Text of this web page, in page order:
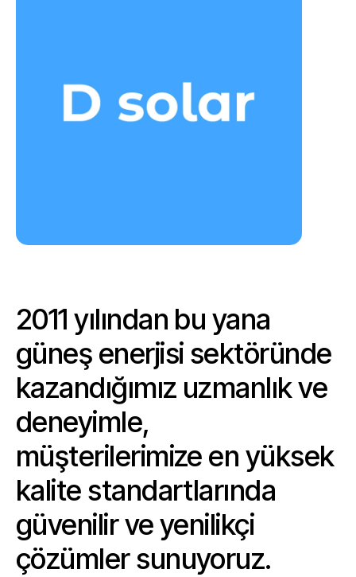
2011 yılından bu yana
güneş enerjisi sektöründe
kazandığımız uzmanlık ve
deneyimle,
müşterilerimize en yüksek
kalite standartlarında
güvenilir ve yenilikçi
çözümler sunuyoruz.